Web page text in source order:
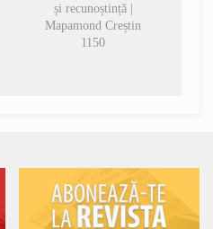
și recunoștință |
Mapamond Creștin
1150